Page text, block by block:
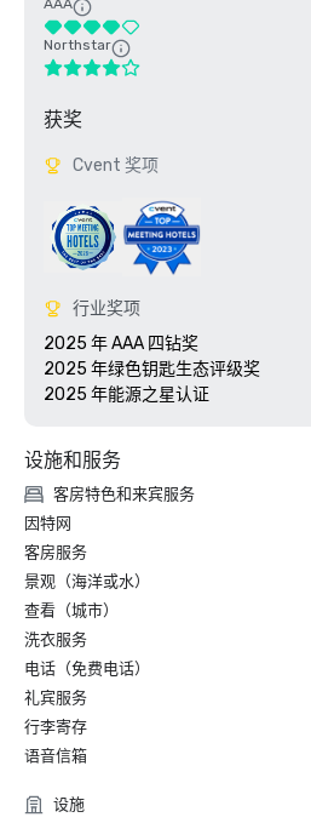
AAA
Northstar
获奖
Cvent 奖项
行业奖项
2025 年 AAA 四钻奖
2025 年绿色钥匙生态评级奖
设施和服务
客房特色和来宾服务
因特网
客房服务
景观（海洋或水）
查看（城市）
洗衣服务
电话（免费电话）
礼宾服务
行李寄存
语音信箱
设施